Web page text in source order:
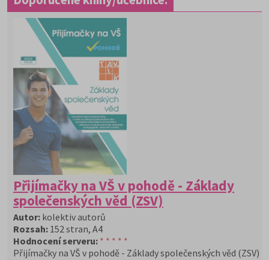
Přijímačky na VŠ v pohodě - Základy
společenských věd (ZSV)
Autor: kolektiv autorů
Rozsah: 152 stran, A4
Hodnocení serveru: * * * * *
Přijímačky na VŠ v pohodě - Základy společenských věd (ZSV)